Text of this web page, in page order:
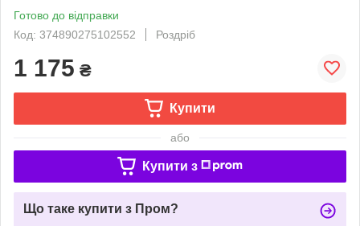
Готово до відправки
Код: 374890275102552
Роздріб
1 175 ₴
Купити
або
Купити з
Що таке купити з Пром?